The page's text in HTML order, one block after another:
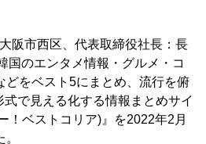
阪市西区、代表取締役社長：長
国のエンタメ情報・グルメ・コ
どをベスト5にまとめ、流行を俯
で見える化する情報まとめサイ
！ベストコリア)』を2022年2月